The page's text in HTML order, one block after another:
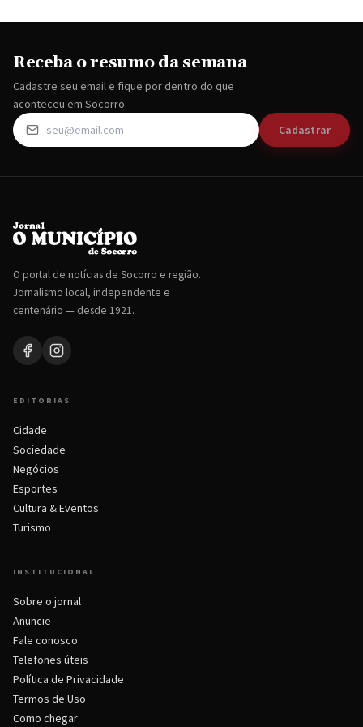
Receba o resumo da semana
Cadastre seu email e fique por dentro do que
aconteceu em Socorro.
Cadastrar
O portal de notícias de Socorro e região.
Jornalismo local, independente e
centenário — desde 1921.
EDITORIAS
Cidade
Sociedade
Negócios
Esportes
Cultura & Eventos
Turismo
INSTITUCIONAL
Sobre o jornal
Anuncie
Fale conosco
Telefones úteis
Política de Privacidade
Termos de Uso
Como chegar